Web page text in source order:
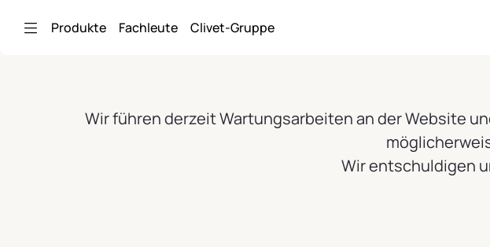
Produkte Fachleute Clivet-Gruppe
Wir führen derzeit Wartungsarbeiten an der Website
Wir entschuldigen